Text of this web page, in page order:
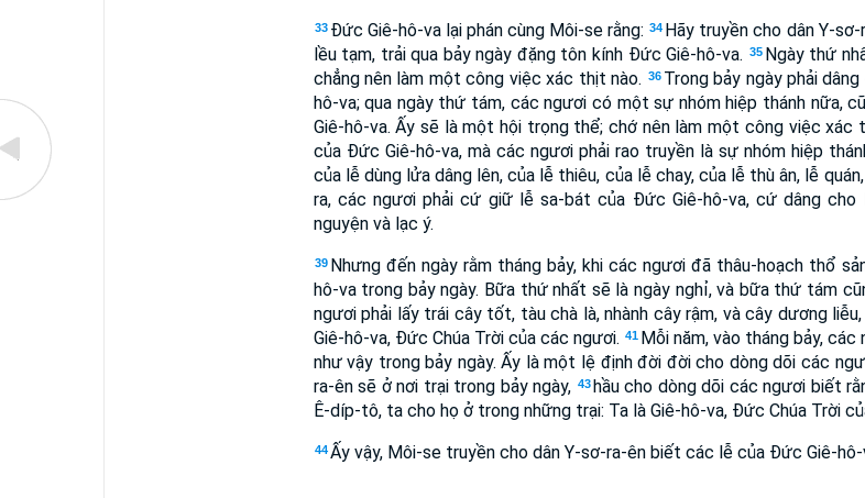
33 Ðức Giê-hô-va lại phán cùng Môi-se rằng: 34 Hãy truyền cho dân Y-
lều tạm, trải qua bảy ngày đặng tôn kính Ðức Giê-hô-va. 35 Ngày thứ
chẳng nên làm một công việc xác thịt nào. 36 Trong bảy ngày phải
hô-va; qua ngày thứ tám, các ngươi có một sự nhóm hiệp thánh nữa,
Giê-hô-va. Ấy sẽ là một hội trọng thể; chớ nên làm một công việc xác
của Ðức Giê-hô-va, mà các ngươi phải rao truyền là sự nhóm hiệp
của lễ dùng lửa dâng lên, của lễ thiêu, của lễ chay, của lễ thù ân, lễ
ra, các ngươi phải cứ giữ lễ sa-bát của Ðức Giê-hô-va, cứ dâng
nguyện và lạc ý.
39 Nhưng đến ngày rằm tháng bảy, khi các ngươi đã thâu-hoạch thổ
hô-va trong bảy ngày. Bữa thứ nhất sẽ là ngày nghỉ, và bữa thứ tám
ngươi phải lấy trái cây tốt, tàu chà là, nhành cây rậm, và cây dương
Giê-hô-va, Ðức Chúa Trời của các ngươi. 41 Mỗi năm, vào tháng bảy,
như vậy trong bảy ngày. Ấy là một lệ định đời đời cho dòng dõi các
ra-ên sẽ ở nơi trại trong bảy ngày, 43hầu cho dòng dõi các ngươi biết
Ê-díp-tô, ta cho họ ở trong những trại: Ta là Giê-hô-va, Ðức Chúa Trời
44 Ấy vậy, Môi-se truyền cho dân Y-sơ-ra-ên biết các lễ của Ðức Giê-hô-